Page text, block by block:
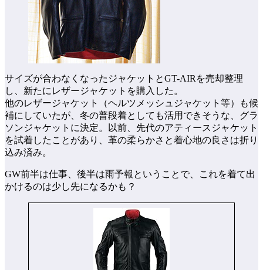
サイズが合わなくなったジャケットとGT-AIRを売却整理
し、新たにレザージャケットを購入した。
他のレザージャケット（ヘルツメッシュジャケット等）も候
補にしていたが、冬の普段着としても活用できそうな、グラ
ソンジャケットに決定。以前、先代のアティースジャケット
を試着したことがあり、革の柔らかさと着心地の良さは折り
込み済み。
GW前半は仕事、後半は雨予報ということで、これを着て出
かけるのは少し先になるかも？